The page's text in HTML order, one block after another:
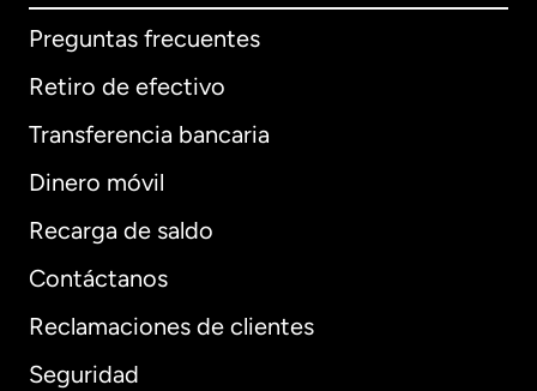
Preguntas frecuentes
Retiro de efectivo
Transferencia bancaria
Dinero móvil
Recarga de saldo
Contáctanos
Reclamaciones de clientes
Seguridad